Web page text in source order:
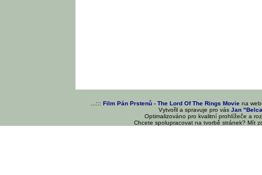
...::: Film Pán Prstenů - The Lord Of The Rings Movie na
Vytvořil a spravuje pro vásJan
Optimalizováno pro kvalitní prohlížeče a
Chcete spolupracovat na tvorbě stránek? Mít